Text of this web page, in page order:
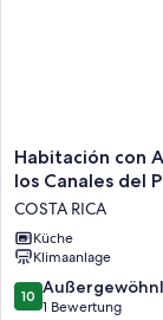
Habitación
con
Acompañante
+
Tour
por
los
Habitación con
los Canales del
COSTA RICA
Küche
Klimaanlage
10.0
von
10
1 Bewertung